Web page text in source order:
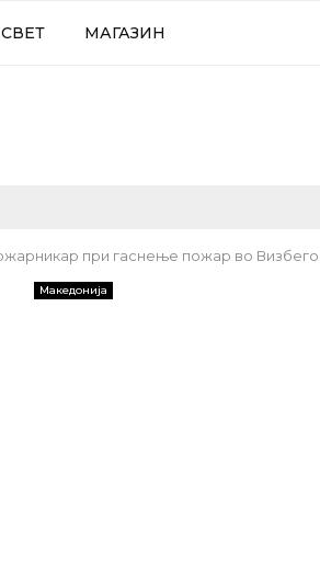
СВЕТ МАГАЗИН
при гаснење пожар во
Македонија